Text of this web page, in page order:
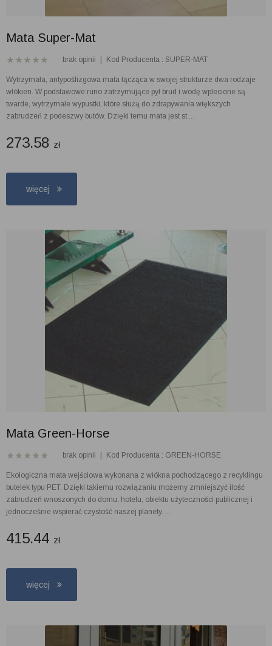
Mata Super-Mat
brak opinii Kod Producenta : SUPER-MAT
Wytrzymała, antypoślizgowa mata łącząca w swojej strukturze dwa rodzaje
włókien. W podstawowe runo zatrzymujące pył brud i wodę wplecione są
twarde, wytrzymałe wypustki, które służą do zdrapywania większych
zabrudzeń z podeszwy butów. Dzięki temu mata jest st ...
273.58 zł
więcej
Mata Green-Horse
brak opinii Kod Producenta : GREEN-HORSE
Ekologiczna mata wejściowa wykonana z włókna pochodzącego z recyklingu
butelek typu PET. Dzięki takiemu rozwiązaniu możemy zmniejszyć ilość
zabrudzeń wnoszonych do domu, hotelu, obiektu użyteczności publicznej i
jednocześnie wspierać czystość naszej planety. ...
415.44 zł
więcej